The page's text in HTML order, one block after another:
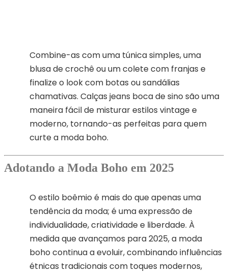
Combine-as com uma túnica simples, uma
blusa de crochê ou um colete com franjas e
finalize o look com botas ou sandálias
chamativas. Calças jeans boca de sino são uma
maneira fácil de misturar estilos vintage e
moderno, tornando-as perfeitas para quem
curte a moda boho.
Adotando a Moda Boho em 2025
O estilo boêmio é mais do que apenas uma
tendência da moda; é uma expressão de
individualidade, criatividade e liberdade. À
medida que avançamos para 2025, a moda
boho continua a evoluir, combinando influências
étnicas tradicionais com toques modernos,